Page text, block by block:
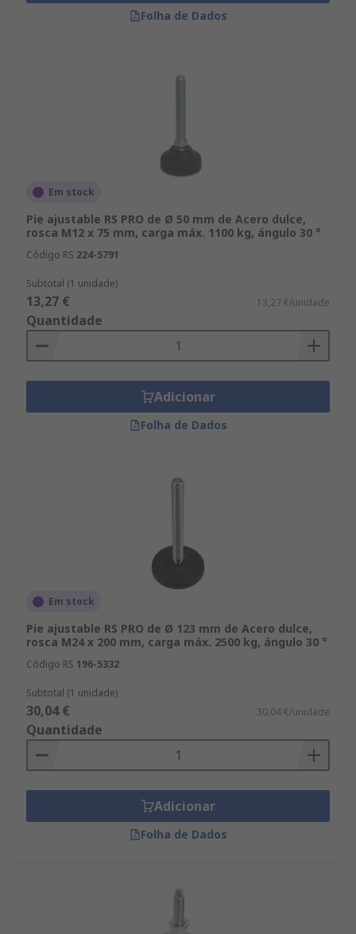
Folha de Dados
Em stock
Pie ajustable RS PRO de Ø 50 mm de Acero dulce,
rosca M12 x 75 mm, carga máx. 1100 kg, ángulo 30 °
Código RS 224-5791
Subtotal (1 unidade)
13,27 € 13,27 €/unidade
Quantidade
Adicionar
Folha de Dados
Em stock
Pie ajustable RS PRO de Ø 123 mm de Acero dulce,
rosca M24 x 200 mm, carga máx. 2500 kg, ángulo 30 °
Código RS 196-5332
Subtotal (1 unidade)
30,04 € 30,04 €/unidade
Quantidade
Adicionar
Folha de Dados